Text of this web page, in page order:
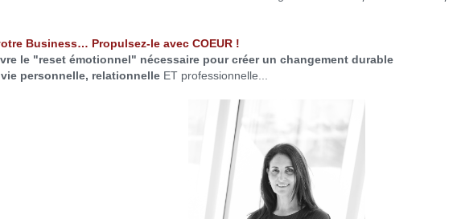
Business… Propulsez-le avec COEUR !
le "reset émotionnel" nécessaire pour créer un changement durable
personnelle, relationnelle ET professionnelle...